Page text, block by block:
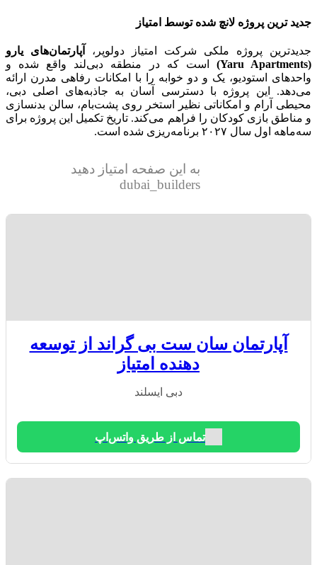
جدید ترین پروژه لانچ شده توسط امتیاز
جدیدترین پروژه ملکی شرکت امتیاز دولوپر،
آپارتمان‌های یارو
(Yaru Apartments)
است که در منطقه دبی‌لند واقع شده و
واحدهای استودیو، یک و دو خوابه را با امکانات رفاهی مدرن ارائه
می‌دهد. این پروژه با دسترسی آسان به جاذبه‌های اصلی دبی،
محیطی آرام و امکاناتی نظیر استخر روی پشت‌بام، سالن بدنسازی
و مناطق بازی کودکان را فراهم می‌کند. تاریخ تکمیل این پروژه برای
سه‌ماهه اول سال ۲۰۲۷ برنامه‌ریزی شده است.
به این صفحه امتیاز دهید
dubai_builders
آپارتمان سان ست بی گراند از توسعه
دهنده امتیاز
دبی ایسلند
تماس از طریق واتس‌اپ